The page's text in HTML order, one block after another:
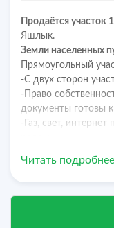
Продаётся участок
Яшлык.
Земли населенных
Прямоугольный
-С двух сторон
-Право
документы готовы
-Газ, свет, интернет
ракушняк под
-Звоните в любое
Читать подробнее